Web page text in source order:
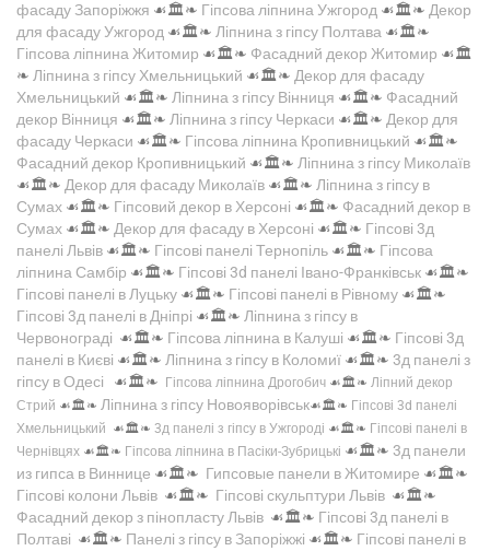
фасаду Запоріжжя ☙🏛️❧ Гіпсова ліпнина Ужгород ☙🏛️❧ Декор
для фасаду Ужгород ☙🏛️❧ Ліпнина з гіпсу Полтава ☙🏛️❧
Гіпсова ліпнина Житомир ☙🏛️❧ Фасадний декор Житомир ☙🏛️
❧ Ліпнина з гіпсу Хмельницький ☙🏛️❧ Декор для фасаду
Хмельницький ☙🏛️❧ Ліпнина з гіпсу Вінниця ☙🏛️❧ Фасадний
декор Вінниця ☙🏛️❧ Ліпнина з гіпсу Черкаси ☙🏛️❧ Декор для
фасаду Черкаси ☙🏛️❧ Гіпсова ліпнина Кропивницький ☙🏛️❧
Фасадний декор Кропивницький ☙🏛️❧ Ліпнина з гіпсу Миколаїв
☙🏛️❧ Декор для фасаду Миколаїв ☙🏛️❧ Ліпнина з гіпсу в
Сумах ☙🏛️❧ Гіпсовий декор в Херсоні ☙🏛️❧ Фасадний декор в
Сумах ☙🏛️❧ Декор для фасаду в Херсоні ☙🏛️❧ Гіпсові 3д
панелі Львів ☙🏛️❧ Гіпсові панелі Тернопіль ☙🏛️❧ Гіпсова
ліпнина Самбір ☙🏛️❧ Гіпсові 3d панелі Івано-Франківськ ☙🏛️❧
Гіпсові панелі в Луцьку ☙🏛️❧ Гіпсові панелі в Рівному ☙🏛️❧
Гіпсові 3д панелі в Дніпрі ☙🏛️❧ Ліпнина з гіпсу в
Червонограді ☙🏛️❧ Гіпсова ліпнина в Калуші ☙🏛️❧ Гіпсові 3д
панелі в Києві ☙🏛️❧ Ліпнина з гіпсу в Коломиї ☙🏛️❧ 3д панелі з
гіпсу в Одесі ☙🏛️❧ Гіпсова ліпнина Дрогобич ☙🏛️❧ Ліпний декор
Стрий ☙🏛️❧ Ліпнина з гіпсу Новояворівськ☙🏛️❧ Гіпсові 3d панелі
Хмельницький ☙🏛️❧ 3д панелі з гіпсу в Ужгороді ☙🏛️❧ Гіпсові панелі в
Чернівцях ☙🏛️❧ Гіпсова ліпнина в Пасіки-Зубрицькі ☙🏛️❧ 3д панели
из гипса в Виннице ☙🏛️❧ Гипсовые панели в Житомире ☙🏛️❧
Гіпсові колони Львів ☙🏛️❧ Гіпсові скульптури Львів ☙🏛️❧
Фасадний декор з пінопласту Львів ☙🏛️❧ Гіпсові 3д панелі в
Полтаві ☙🏛️❧ Панелі з гіпсу в Запоріжжі ☙🏛️❧ Гіпсові панелі в